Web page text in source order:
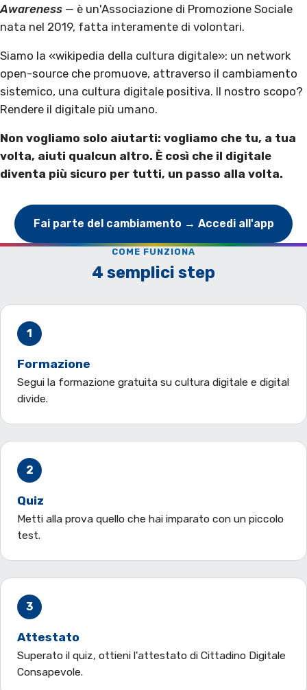
Awareness — è un'Associazione di Promozione Sociale
nata nel 2019, fatta interamente di volontari.
Siamo la «wikipedia della cultura digitale»: un network
open-source che promuove, attraverso il cambiamento
sistemico, una cultura digitale positiva. Il nostro scopo?
Rendere il digitale più umano.
Non vogliamo solo aiutarti: vogliamo che tu, a tua
volta, aiuti qualcun altro. È così che il digitale
diventa più sicuro per tutti, un passo alla volta.
Fai parte del cambiamento → Accedi all'app
COME FUNZIONA
4 semplici step
1
Formazione
Segui la formazione gratuita su cultura digitale e digital
divide.
2
Quiz
Metti alla prova quello che hai imparato con un piccolo
test.
3
Attestato
Superato il quiz, ottieni l'attestato di Cittadino Digitale
Consapevole.